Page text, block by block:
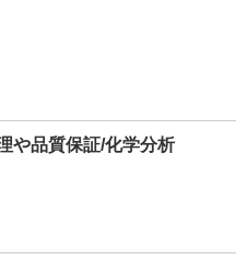
や品質保証/化学分析